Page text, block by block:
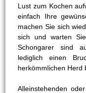
Lust zum Kochen
einfach Ihre
machen Sie sich
sich und warten
Schongarer sind
lediglich einen
herkömmlichen Herd
Alleinstehenden